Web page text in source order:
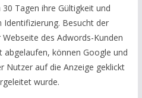
Tagen ihre Gültigkeit und
Identifizierung. Besucht der
des Adwords-Kunden
können Google und
Nutzer auf die Anzeige geklickt
wurde.